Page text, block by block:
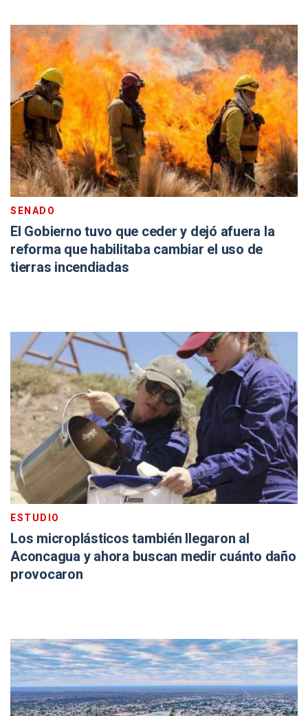
SENADO
El Gobierno tuvo que ceder y dejó afuera la
reforma que habilitaba cambiar el uso de
tierras incendiadas
ESTUDIO
Los microplásticos también llegaron al
Aconcagua y ahora buscan medir cuánto daño
provocaron